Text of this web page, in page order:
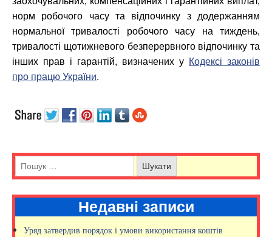
норм робочого часу та відпочинку з додержанням
нормальної тривалості робочого часу на тиждень,
тривалості щотижневого безперервного відпочинку та
інших прав і гарантій, визначених у Кодексі законів
про працю України.
Недавні записи
Уряд затвердив порядок і умови використання коштів